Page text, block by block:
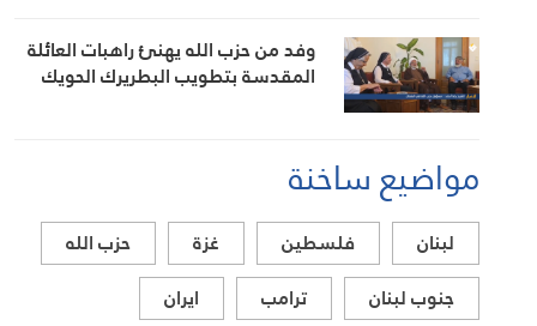
وفد من حزب الله يهنئ راهبات العائلة
المقدسة بتطويب البطريرك الحويك
مواضيع ساخنة
لبنان فلسطين غزة
حزب الله
جنوب لبنان
ترامب
ايران